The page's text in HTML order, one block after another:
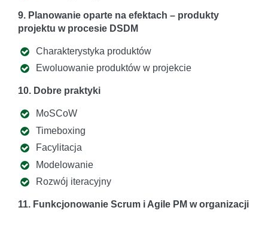
9. Planowanie oparte na efektach – produkty
projektu w procesie DSDM
Charakterystyka produktów
Ewoluowanie produktów w projekcie
10. Dobre praktyki
MoSCoW
Timeboxing
Facylitacja
Modelowanie
Rozwój iteracyjny
11. Funkcjonowanie Scrum i Agile PM w organizacji